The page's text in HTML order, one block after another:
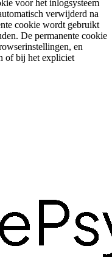
voor het inlogsysteem
verwijderd na
cookie wordt gebruikt
De permanente cookie
en
of bij het expliciet